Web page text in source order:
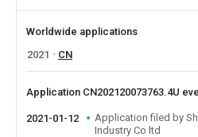
Worldwide applications
2021
CN
Application CN202120073763.4U
2021-01-12
Application filed by
Industry Co ltd